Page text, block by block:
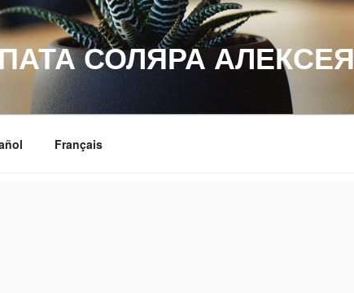
СОЛЯРА АЛЕКСЕЯ
Français